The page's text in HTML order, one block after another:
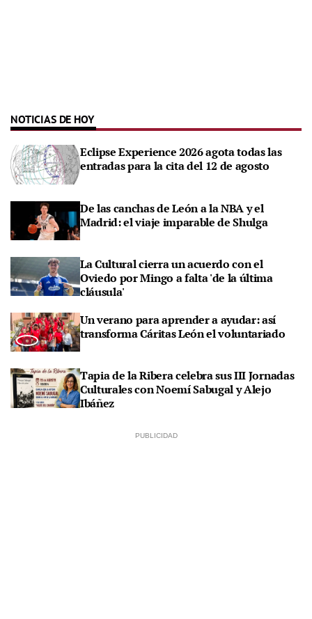
NOTICIAS DE HOY
Eclipse Experience 2026 agota todas las
entradas para la cita del 12 de agosto
De las canchas de León a la NBA y el
Madrid: el viaje imparable de Shulga
La Cultural cierra un acuerdo con el
Oviedo por Mingo a falta 'de la última
cláusula'
Un verano para aprender a ayudar: así
transforma Cáritas León el voluntariado
Tapia de la Ribera celebra sus III Jornadas
Culturales con Noemí Sabugal y Alejo
Ibáñez